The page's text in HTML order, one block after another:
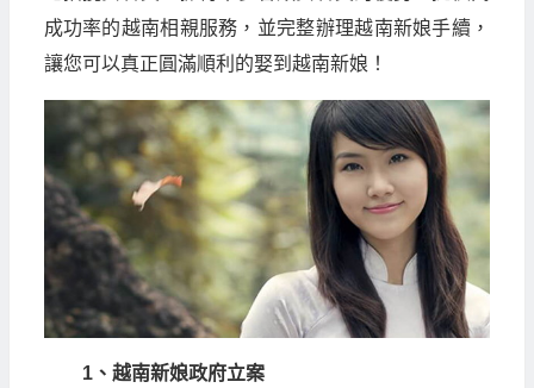
成功率的越南相親服務，並完整辦理越南新娘手續，
讓您可以真正圓滿順利的娶到越南新娘！
1、越南新娘政府立案